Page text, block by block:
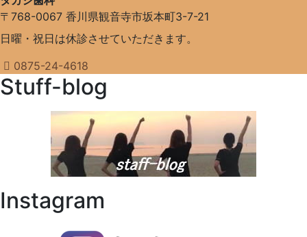
〒768-0067 香川県観音寺市坂本町3-7-21
日曜・祝日は休診させていただきます。
0875-24-4618
Stuff-blog
Instagram